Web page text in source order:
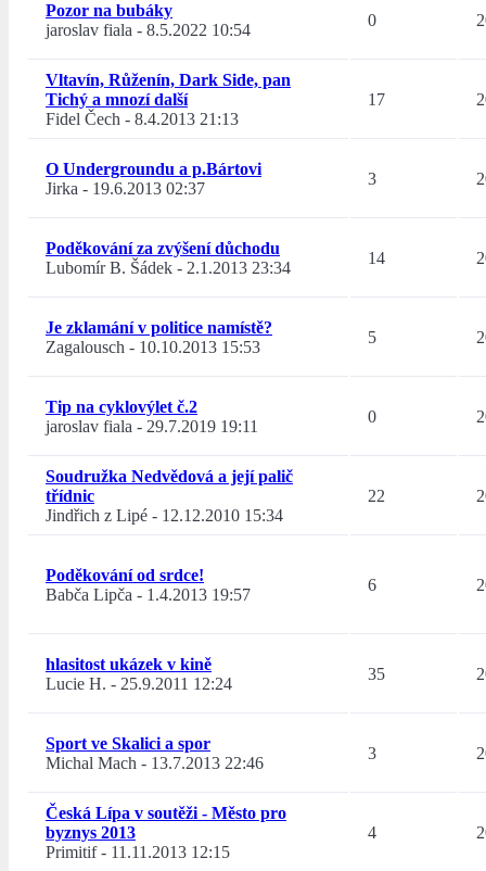
Pozor na bubáky
jaroslav fiala - 8.5.2022 10:54
0
Vltavín, Růženín, Dark Side, pan
Tichý a mnozí další
Fidel Čech - 8.4.2013 21:13
17
O Undergroundu a p.Bártovi
Jirka - 19.6.2013 02:37
3
Poděkování za zvýšení důchodu
Lubomír B. Šádek - 2.1.2013 23:34
14
Je zklamání v politice namístě?
Zagalousch - 10.10.2013 15:53
5
Tip na cyklovýlet č.2
jaroslav fiala - 29.7.2019 19:11
0
Soudružka Nedvědová a její palič
třídnic
Jindřich z Lipé - 12.12.2010 15:34
22
Poděkování od srdce!
Babča Lipča - 1.4.2013 19:57
6
hlasitost ukázek v kině
Lucie H. - 25.9.2011 12:24
35
Sport ve Skalici a spor
Michal Mach - 13.7.2013 22:46
3
Česká Lípa v soutěži - Město pro
byznys 2013
Primitif- 11.11.2013 12:15
4